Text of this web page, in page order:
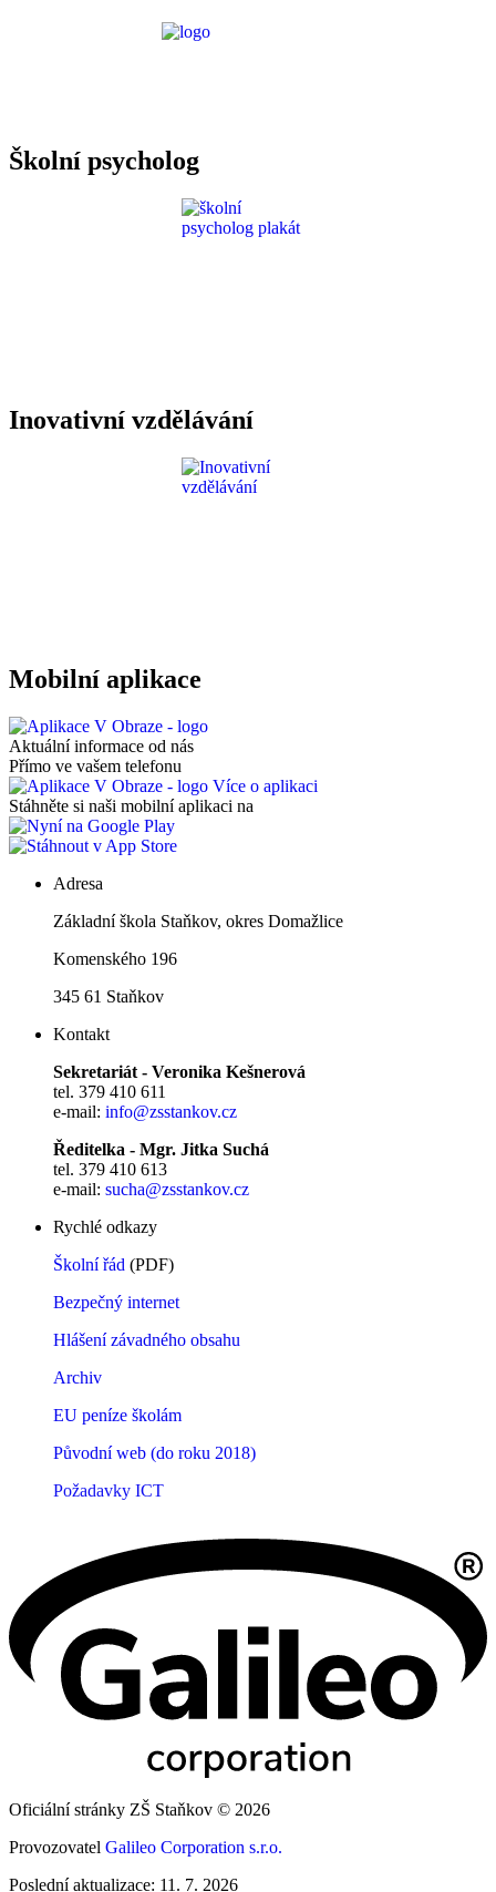
Školní psycholog
Inovativní vzdělávání
Mobilní aplikace
Aktuální informace od nás
Přímo ve vašem telefonu
Více o aplikaci
Stáhněte si naši mobilní aplikaci na
Adresa
Základní škola Staňkov, okres Domažlice
Komenského 196
345 61 Staňkov
Kontakt
Sekretariát - Veronika Kešnerová
tel. 379 410 611
e-mail: info@zsstankov.cz
Ředitelka - Mgr. Jitka Suchá
tel. 379 410 613
e-mail: sucha@zsstankov.cz
Rychlé odkazy
Školní řád (PDF)
Bezpečný internet
Hlášení závadného obsahu
Archiv
EU peníze školám
Původní web (do roku 2018)
Požadavky ICT
Oficiální stránky ZŠ Staňkov © 2026
Provozovatel Galileo Corporation s.r.o.
Poslední aktualizace: 11. 7. 2026